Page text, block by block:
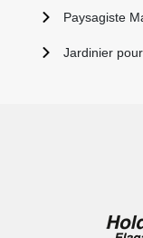
Paysagiste
Jardinier